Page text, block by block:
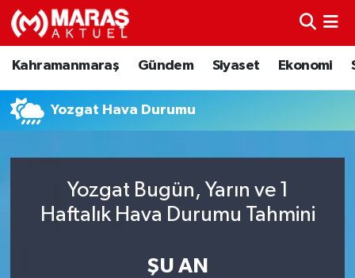
Kahramanmaraş Gündem Siyaset Ekonomi
Yozgat Hava Durumu
Yozgat Bugün, Yarın ve 1
Haftalık Hava Durumu Tahmini
ŞU AN
Kahramanmaraş
Ekonomi
Spor
Nöbetçi Eczaneler
Trafik Durumu
TFF 3.Lig 4.Grup Puan Durumu ve Fikstür